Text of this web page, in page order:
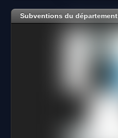
Subventions du département